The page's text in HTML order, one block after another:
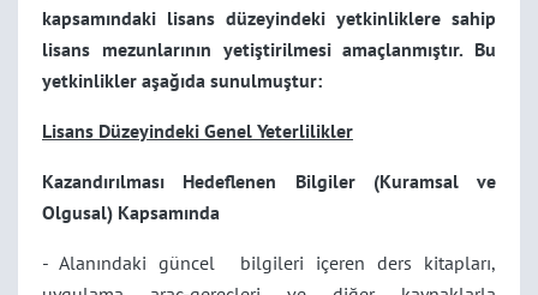
kapsamındaki lisans düzeyindeki yetkinliklere sahip
lisans mezunlarının yetiştirilmesi amaçlanmıştır. Bu
yetkinlikler aşağıda sunulmuştur:
Lisans Düzeyindeki Genel Yeterlilikler
Kazandırılması Hedeflenen Bilgiler (Kuramsal ve
Olgusal) Kapsamında
- Alanındaki güncel bilgileri içeren ders kitapları,